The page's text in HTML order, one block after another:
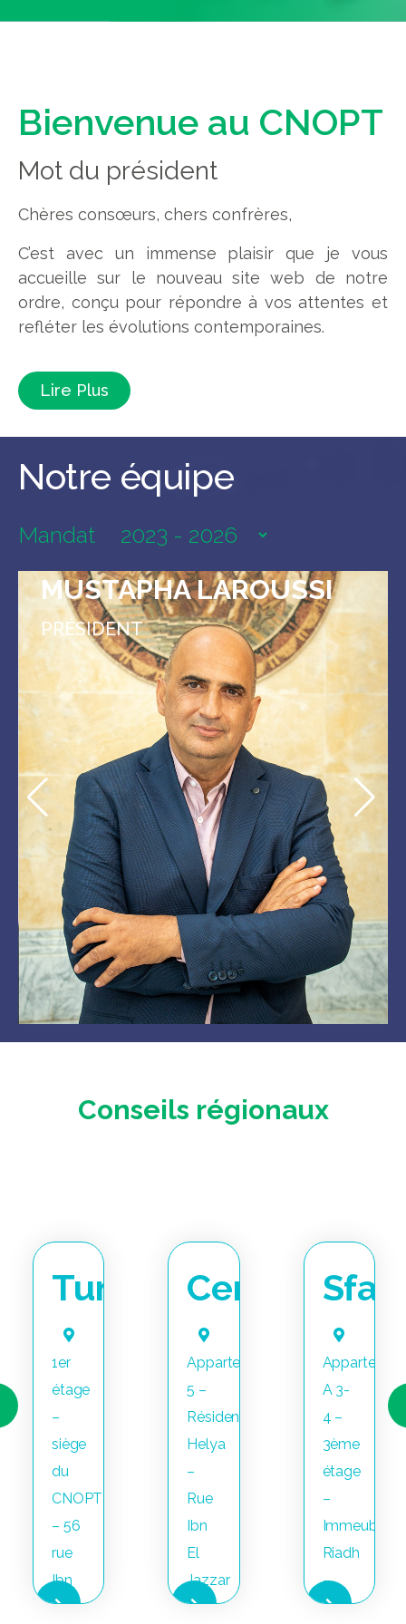
Bienvenue au CNOPT
Mot du président
Chères consœurs, chers confrères,
C’est avec un immense plaisir que je vous
accueille sur le nouveau site web de notre
ordre, conçu pour répondre à vos attentes et
refléter les évolutions contemporaines.
Lire Plus
Notre équipe
Mandat
MUSTAPHA LAROUSSI
PRÉSIDENT
Conseils régionaux
Tunis
1er
étage
–
siège
du
CNOPT
– 56
rue
Ibn
Charaf
Centre
Appartement
5 –
Résidence
Helya
–
Rue
Ibn
El
Jazzar
–
Sfax
A 3-
4 –
3ème
étage
–
Immeuble
Riadh
–
Route